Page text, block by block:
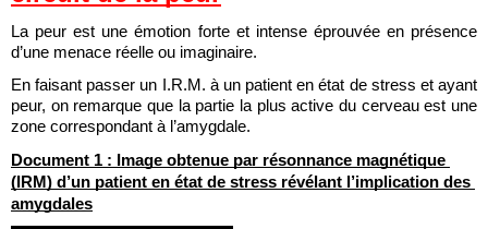
La peur est une émotion forte et intense éprouvée en présence
d’une menace réelle ou imaginaire.
En faisant passer un I.R.M. à un patient en état de stress et ayant
peur, on remarque que la partie la plus active du cerveau est une
zone correspondant à l’amygdale.
Document 1 : Image obtenue par résonnance magnétique
(IRM) d’un patient en état de stress révélant l’implication des
amygdales